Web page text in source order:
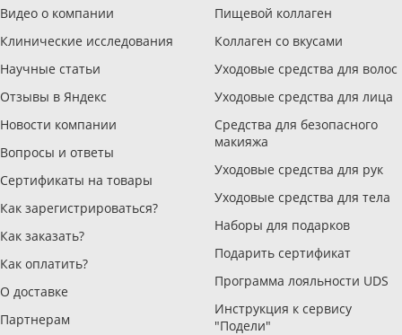
Видео о компании
Клинические исследования
Научные статьи
Отзывы в Яндекс
Новости компании
Вопросы и ответы
Сертификаты на товары
Как зарегистрироваться?
Как заказать?
Как оплатить?
О доставке
Партнерам
Пищевой коллаген
Коллаген со вкусами
Уходовые средства для волос
Уходовые средства для лица
Средства для безопасного
макияжа
Уходовые средства для рук
Уходовые средства для тела
Наборы для подарков
Подарить сертификат
Программа лояльности UDS
Инструкция к сервису
"Подели"